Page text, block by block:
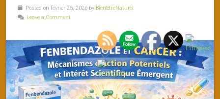
Posted on février 25, 2026 by BienEtreNaturel
Leave a Comment